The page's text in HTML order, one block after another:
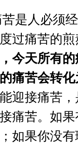
是人必须
过痛苦的
今天所有
痛苦会转
迎接痛苦
痛苦。如
如果你没